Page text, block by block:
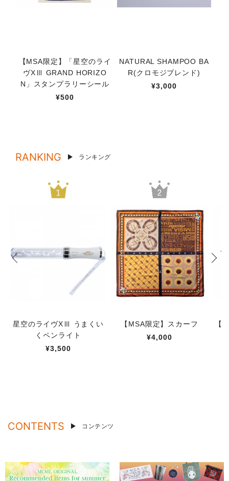
【MSA限定】「星空のライ
ヴXⅢ GRAND HORIZO
N」スタンプラリーシール
¥500
NATURAL SHAMPOO BA
R(クロモジブレンド)
¥3,000
RANKING ランキング
星空のライヴXⅢ うまくい
くペンライト
¥3,500
【MSA限定】スカーフ
¥4,000
【
CONTENTS コンテンツ